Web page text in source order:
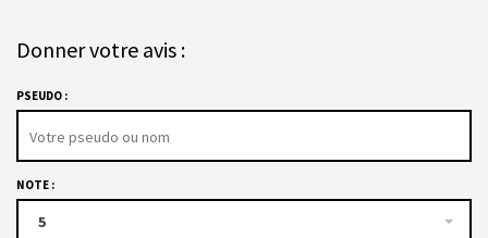
Donner votre avis :
PSEUDO :
NOTE :
5